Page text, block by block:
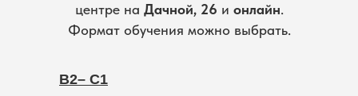
центре на Дачной, 26 и онлайн.
Формат обучения можно выбрать.
В2– С1